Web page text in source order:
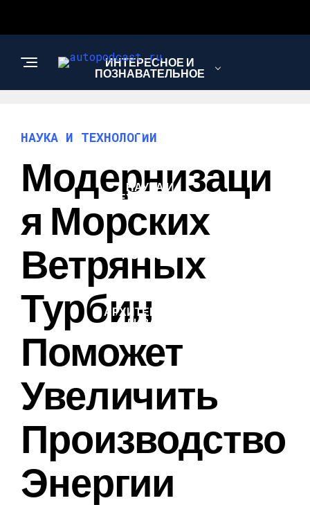
ИНТЕРЕСНОЕ И
ПОЗНАВАТЕЛЬНОЕ
АВТО
НАУКА И
ТЕХНОЛОГИИ
НОВОСТИ
АРХИТЕКТУРА И
ДИЗАЙН
НАУКА И ТЕХНОЛОГИИ
Модернизаци
Я Морских
Ветряных
Турбин
Поможет
Увеличить
Производство
Энергии